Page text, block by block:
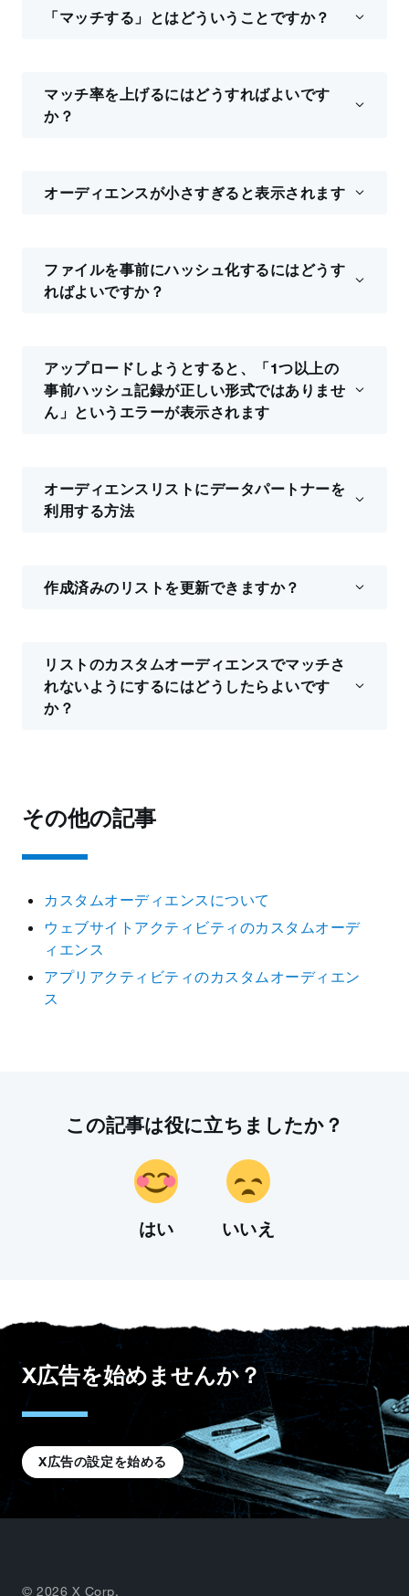
「マッチする」とはどういうことですか？
マッチ率を上げるにはどうすればよいです
か？
オーディエンスが小さすぎると表示されます
ファイルを事前にハッシュ化するにはどうす
ればよいですか？
アップロードしようとすると、「1つ以上の
事前ハッシュ記録が正しい形式ではありませ
ん」というエラーが表示されます
オーディエンスリストにデータパートナーを
利用する方法
作成済みのリストを更新できますか？
リストのカスタムオーディエンスでマッチさ
れないようにするにはどうしたらよいです
か？
その他の記事
カスタムオーディエンスについて
ウェブサイトアクティビティのカスタムオーデ
ィエンス
アプリアクティビティのカスタムオーディエン
ス
この記事は役に立ちましたか？
はい いいえ
X広告を始めませんか？
X広告の設定を始める
© 2026 X Corp.